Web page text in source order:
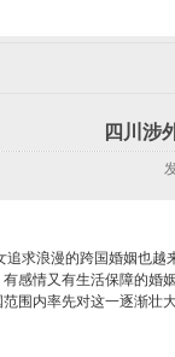
四川涉
追求浪漫的跨国婚姻也
感情又有生活保障的
围内率先对这一逐渐